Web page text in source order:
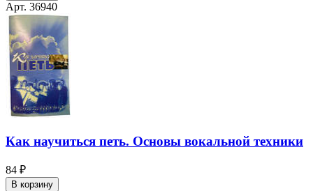
Арт. 36940
Как научиться петь. Основы вокальной техники
84 ₽
В корзину